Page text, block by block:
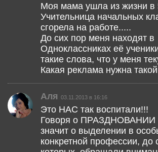
Моя мама ушла из жизни в
Учительница начальных
сгорела на работе.....
До сих пор меня находят в
Одноклассниках её
такие слова, что у меня
Какая реклама нужна
Аля 03.11.2013 в 16:16
Это НАС так воспитали!!!
Говоря о ПРАЗДНОВАНИИ
значит о выделении в
конкретной профессии, до